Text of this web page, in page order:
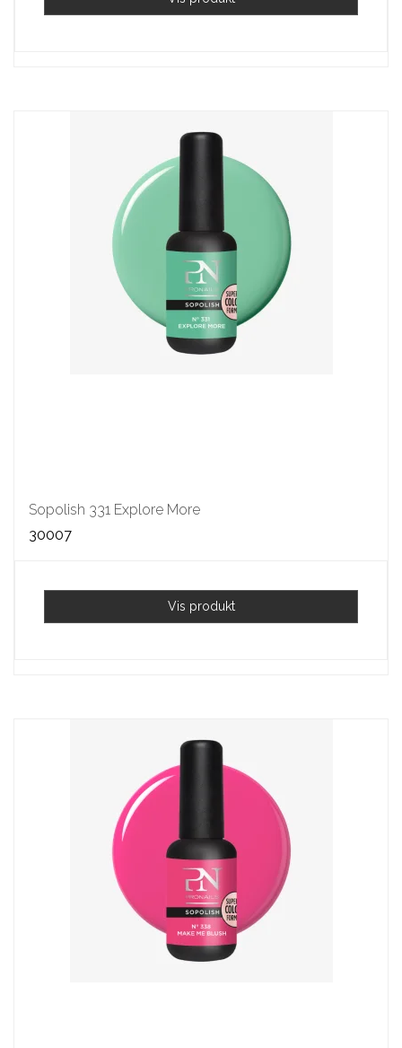
Sopolish 331 Explore More
30007
Vis produkt